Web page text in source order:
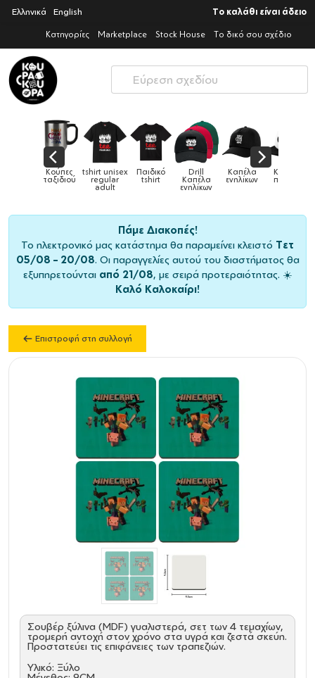
Ελληνικά English Το καλάθι είναι άδειο
Κατηγορίες Marketplace Stock House Το δικό σου σχέδιο
Παιδικό
tshirt
Drill
Καπέλα
ενηλίκων
Καπέλα
ενηλίκων
Καπέλα
παιδικά Κούπες Κούπες
ειδικές
Πάμε Διακοπές!
Το ηλεκτρονικό μας κατάστημα θα παραμείνει κλειστό Τετ
05/08 – 20/08. Οι παραγγελίες αυτού του διαστήματος θα
εξυπηρετούνται από 21/08, με σειρά προτεραιότητας. ☀️
Καλό Καλοκαίρι!
Επιστροφή στη συλλογή
Σουβέρ ξύλινα (MDF) γυαλιστερά, σετ των 4 τεμαχίων,
τρομερή αντοχή στον χρόνο στα υγρά και ζεστά σκεύη.
Προστατεύει τις επιφάνειες των τραπεζιών.
Υλικό: Ξύλο